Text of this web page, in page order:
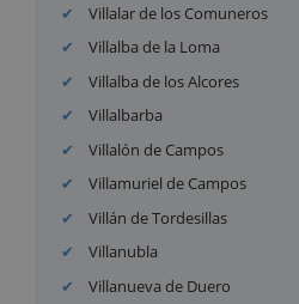
Villalar de los Comuneros
Villalba de la Loma
Villalba de los Alcores
Villalbarba
Villalón de Campos
Villamuriel de Campos
Villán de Tordesillas
Villanubla
Villanueva de Duero